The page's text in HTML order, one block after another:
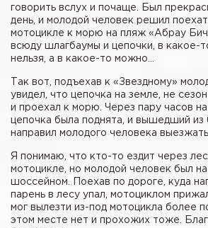
говорить вслух и почаще. Был
день, и молодой человек решил
мотоцикле к морю на пляж «Абрау
всюду шлагбаумы и цепочки, в какое-
нельзя, а в какое-то можно…
Так вот, подъехав к «Звездному»
увидел, что цепочка на земле, не сезон
и проехал к морю. Через пару часов
цепочка была поднята, и вышедший из
направил молодого человека
Я понимаю, что кто-то ездит через
мотоцикле, но молодой человек был на
шоссейном. Поехав по дороге, куда
парень в лесу упал, мотоциклом
мог вылезти из-под мотоцикла более
этом месте нет и прохожих тоже.